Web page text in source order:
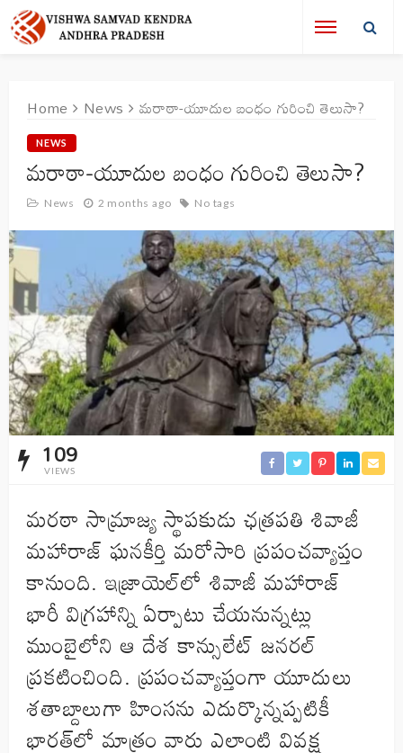
Home News మరాఠా-యూదుల బంధం గురించి తెలుసా?
NEWS
మరాఠా-యూదుల బంధం గురించి తెలుసా?
News 2 months ago No tags
109
VIEWS
మరఠా సామ్రాజ్య స్థాపకుడు ఛత్రపతి శివాజీ
మహారాజ్ ఘనకీర్తి మరోసారి ప్రపంచవ్యాప్తం
కానుంది. ఇజ్రాయెల్‌లో శివాజీ మహారాజ్
భారీ విగ్రహాన్ని ఏర్పాటు చేయనున్నట్లు
ముంబైలోని ఆ దేశ కాన్సులేట్ జనరల్
ప్రకటించింది. ప్రపంచవ్యాప్తంగా యూదులు
శతాబ్దాలుగా హింసను ఎదుర్కొన్నప్పటికీ
భారత్‌లో మాత్రం వారు ఎలాంటి వివక్ష